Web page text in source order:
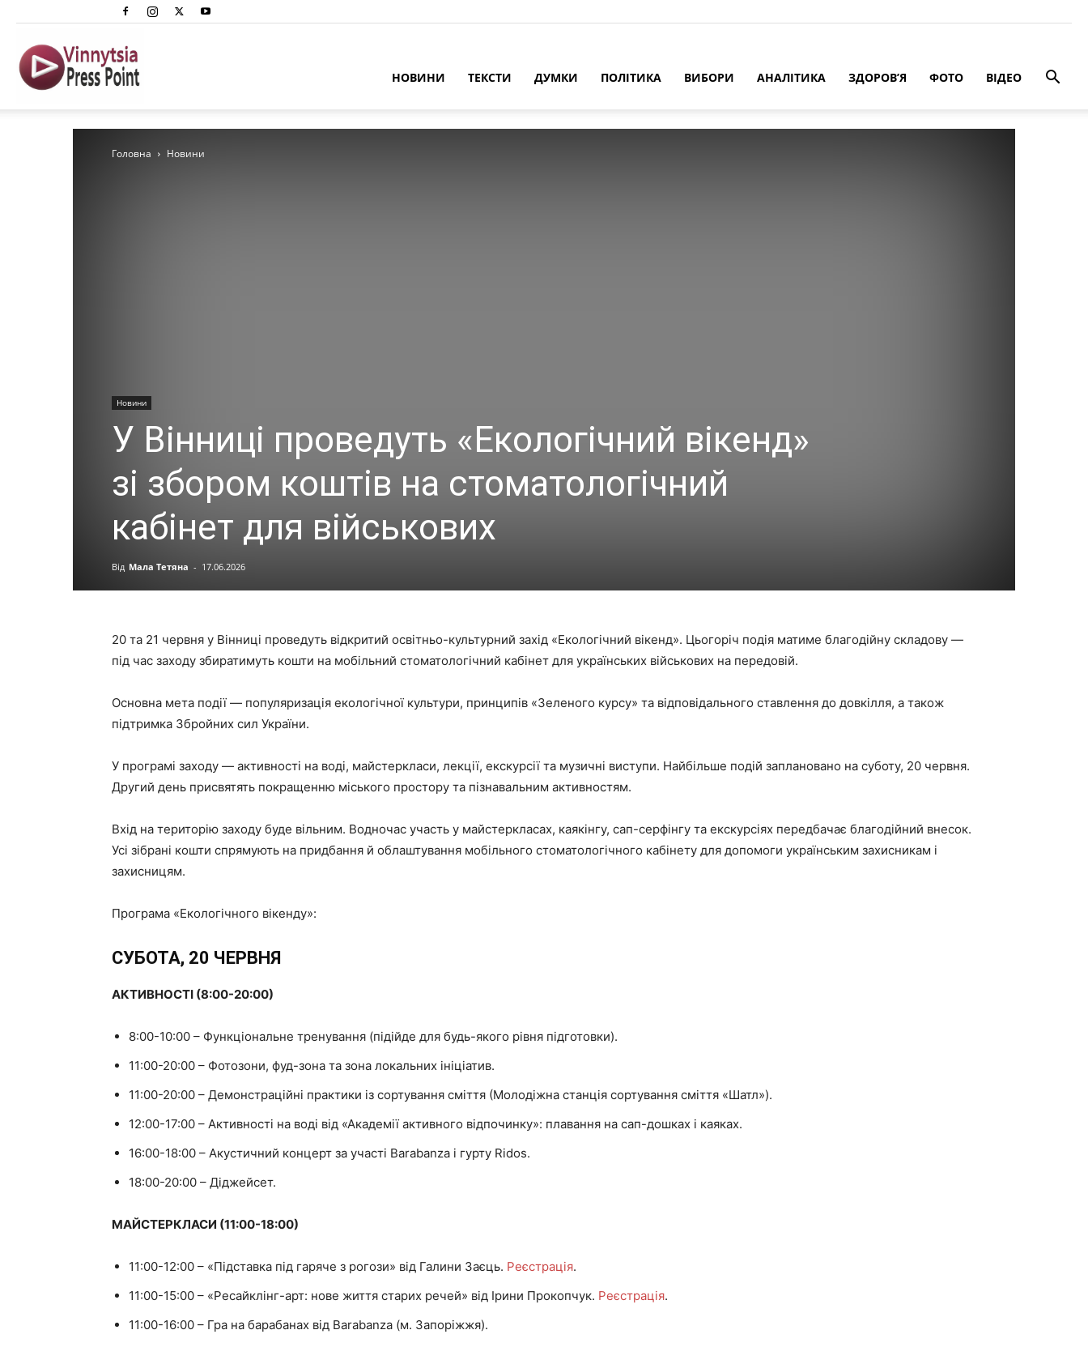
Преспоінт
НОВИНИ ТЕКСТИ ДУМКИ ПОЛІТИКА ВИБОРИ АНАЛІТИКА ЗДОРОВ’Я ФОТО ВІДЕО
Головна Новини
Новини
У Вінниці проведуть «Екологічний вікенд»
зі збором коштів на стоматологічний
кабінет для військових
Від Мала Тетяна - 17.06.2026
20 та 21 червня у Вінниці проведуть відкритий освітньо-культурний захід «Екологічний вікенд». Цьогоріч подія матиме благодійну складову —
під час заходу збиратимуть кошти на мобільний стоматологічний кабінет для українських військових на передовій.
Основна мета події — популяризація екологічної культури, принципів «Зеленого курсу» та відповідального ставлення до довкілля, а також
підтримка Збройних сил України.
У програмі заходу — активності на воді, майстеркласи, лекції, екскурсії та музичні виступи. Найбільше подій заплановано на суботу, 20 червня.
Другий день присвятять покращенню міського простору та пізнавальним активностям.
Вхід на територію заходу буде вільним. Водночас участь у майстеркласах, каякінгу, сап-серфінгу та екскурсіях передбачає благодійний внесок.
Усі зібрані кошти спрямують на придбання й облаштування мобільного стоматологічного кабінету для допомоги українським захисникам і
захисницям.
Програма «Екологічного вікенду»:
СУБОТА, 20 ЧЕРВНЯ
АКТИВНОСТІ (8:00-20:00)
8:00-10:00 – Функціональне тренування (підійде для будь-якого рівня підготовки).
11:00-20:00 – Фотозони, фуд-зона та зона локальних ініціатив.
11:00-20:00 – Демонстраційні практики із сортування сміття (Молодіжна станція сортування сміття «Шатл»).
12:00-17:00 – Активності на воді від «Академії активного відпочинку»: плавання на сап-дошках і каяках.
16:00-18:00 – Акустичний концерт за участі Barabanza і гурту Ridos.
18:00-20:00 – Діджейсет.
МАЙСТЕРКЛАСИ (11:00-18:00)
11:00-12:00 – «Підставка під гаряче з рогози» від Галини Заєць. Реєстрація.
11:00-15:00 – «Ресайклінг-арт: нове життя старих речей» від Ірини Прокопчук. Реєстрація.
11:00-16:00 – Гра на барабанах від Barabanza (м. Запоріжжя).